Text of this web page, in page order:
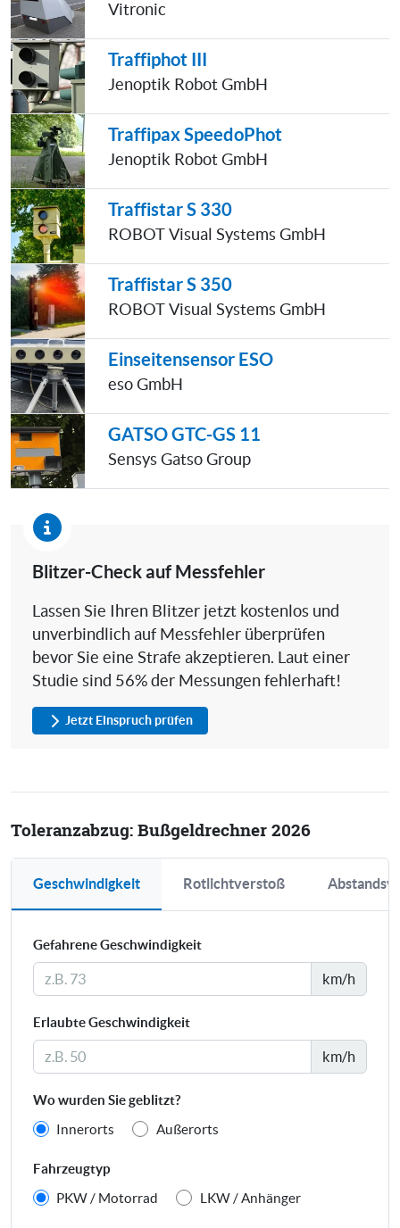
Vitronic
Traffiphot III
Jenoptik Robot GmbH
Traffipax SpeedoPhot
Jenoptik Robot GmbH
Traffistar S 330
ROBOT Visual Systems GmbH
Traffistar S 350
ROBOT Visual Systems GmbH
Einseitensensor ESO
eso GmbH
GATSO GTC-GS 11
Sensys Gatso Group
Blitzer-Check auf Messfehler
Lassen Sie Ihren Blitzer jetzt kostenlos und
unverbindlich auf Messfehler überprüfen
bevor Sie eine Strafe akzeptieren. Laut einer
Studie sind 56% der Messungen fehlerhaft!
Jetzt Einspruch prüfen
Toleranzabzug: Bußgeldrechner 2026
Geschwindigkeit Rotlichtverstoß
Gefahrene Geschwindigkeit
km/h
Erlaubte Geschwindigkeit
km/h
Wo wurden Sie geblitzt?
Innerorts Außerorts
Fahrzeugtyp
PKW / Motorrad LKW / Anhänger